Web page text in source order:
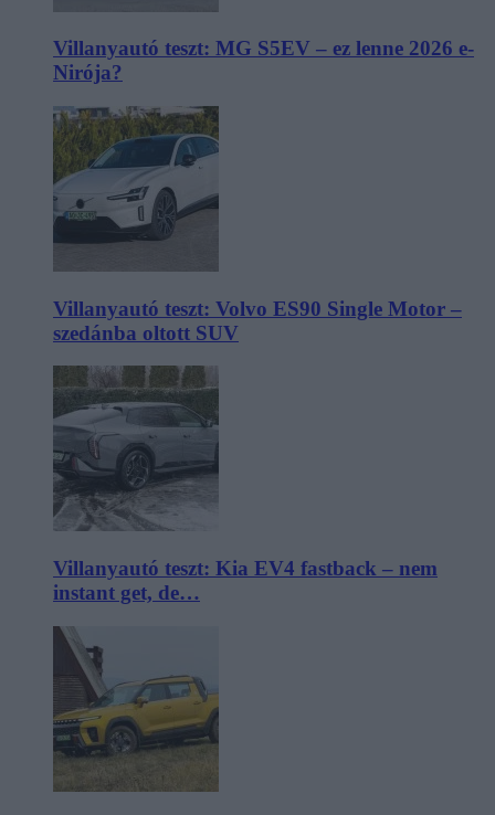
Villanyautó teszt: MG S5EV – ez lenne 2026 e-
Nirója?
Villanyautó teszt: Volvo ES90 Single Motor –
szedánba oltott SUV
Villanyautó teszt: Kia EV4 fastback – nem
instant get, de…